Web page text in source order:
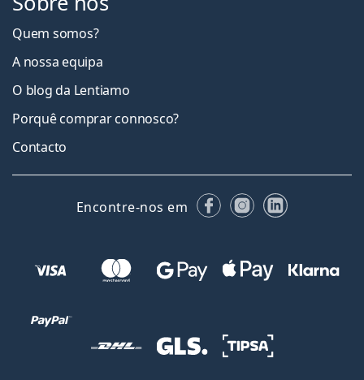
Quem somos?
A nossa equipa
O blog da Lentiamo
Porquê comprar connosco?
Contacto
Encontre-nos em FacebookInstagram
LinkedIn